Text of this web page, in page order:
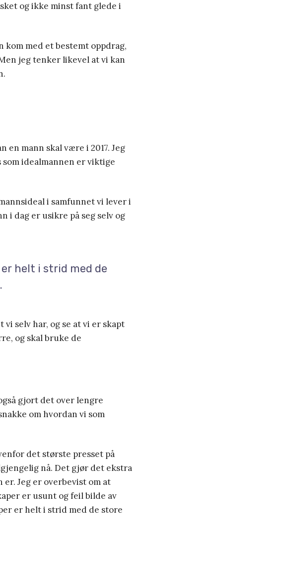
og ikke minst fant glede i
kom med et bestemt oppdrag,
jeg tenker likevel at vi kan
en mann skal være i 2017. Jeg
idealmannen er viktige
i samfunnet vi lever i
i dag er usikre på seg selv og
helt i strid med de
selv har, og se at vi er skapt
og skal bruke de
gjort det over lengre
om hvordan vi som
det største presset på
nå. Det gjør det ekstra
Jeg er overbevist om at
er usunt og feil bilde av
er helt i strid med de store